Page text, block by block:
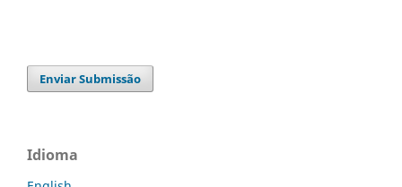
Enviar Submissão
Idioma